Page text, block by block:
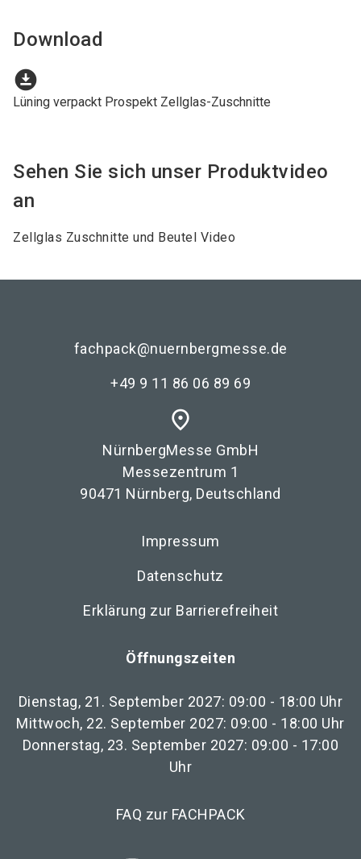
Download
download_for_offline
Lüning verpackt Prospekt Zellglas-Zuschnitte
Sehen Sie sich unser Produktvideo
an
Zellglas Zuschnitte und Beutel Video
fachpack@nuernbergmesse.de
+49 9 11 86 06 89 69
place
NürnbergMesse GmbH
Messezentrum 1
90471 Nürnberg, Deutschland
Impressum
Datenschutz
Erklärung zur Barrierefreiheit
Öffnungszeiten
Dienstag, 21. September 2027: 09:00 - 18:00 Uhr
Mittwoch, 22. September 2027: 09:00 - 18:00 Uhr
Donnerstag, 23. September 2027: 09:00 - 17:00
Uhr
FAQ zur FACHPACK